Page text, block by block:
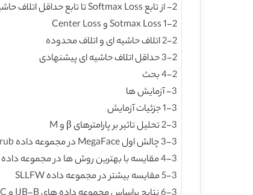
2- از تابع Softmax Loss تا تابع حداقل اتلاف حاشیه ای
1-2 Sotmax Loss و Center Loss
2-2 اتلاف حاشیه ای و اتلاف محدوده
3-2 حداقل اتلاف حاشیه ای پیشنهادی
4-2 بحث
3- آزمایش ها
1-3 جزئیات آزمایش
2-3 تحلیل تاثیر بر پارامترهای β و M
3-3 چالش اول MegaFace در مجموعه داده FaceScrub
4-3 مقایسه با بهترین روش ها در مجموعه داده های LFW و YTF
5-3 مقایسه بیشتر در مجموعه داده SLLFW